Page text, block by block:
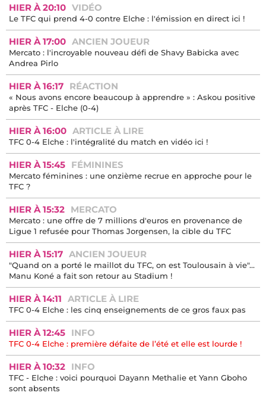
DERNIERS ARTICLES
HIER À 21:48 ANCIEN JOUEUR
Stade Rennais : « des débuts pénibles » pour Cresswell
HIER À 21:33 INFO
AS Monaco : ciblé après son terrible tacle, Mawissa peut
compter sur Restes
HIER À 20:10 VIDÉO
Le TFC qui prend 4-0 contre Elche : l'émission en direct ici !
HIER À 17:00 ANCIEN JOUEUR
Mercato : l'incroyable nouveau défi de Shavy Babicka avec
Andrea Pirlo
HIER À 16:17 RÉACTION
« Nous avons encore beaucoup à apprendre » : Askou positive
après TFC - Elche (0-4)
HIER À 16:00 ARTICLE À LIRE
TFC 0-4 Elche : l'intégralité du match en vidéo ici !
HIER À 15:45 FÉMININES
Mercato féminines : une onzième recrue en approche pour le
TFC ?